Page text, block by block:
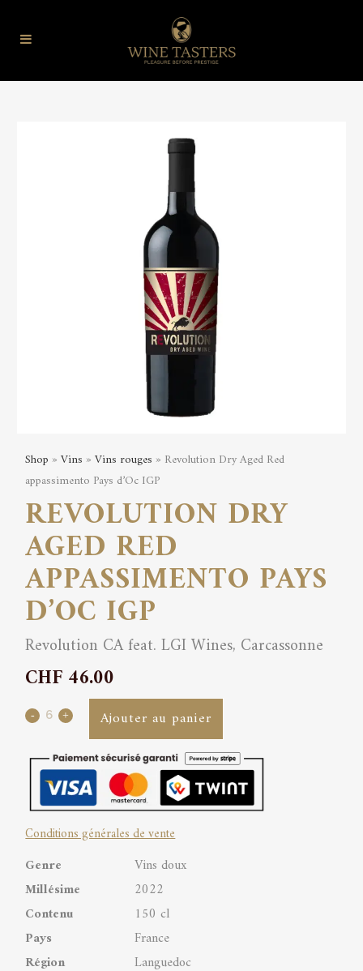
Shop »Vins »Vins rouges » Revolution Dry Aged Red
appassimento Pays d’Oc IGP
REVOLUTION DRY
AGED RED
APPASSIMENTO PAYS
D’OC IGP
Revolution CA feat. LGI Wines, Carcassonne
CHF46.00
Revolution
Aged
Red
appassimento
Pays
d’Oc
quantity
Ajouter au panier
Conditions générales de vente
Genre
Vins doux
Millésime
2022
Contenu
150 cl
Pays
France
Région
Languedoc